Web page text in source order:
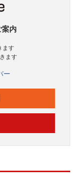
内
ます
ます
ー